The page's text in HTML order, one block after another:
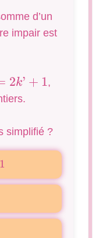
d’un
impair est
2k’ + 1,
simplifié ?
1